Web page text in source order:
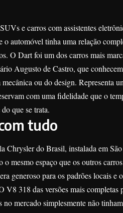
e carros com assistentes
automóvel tinha uma relação
O Dart foi um dos carros mais
Augusto de Castro, que
ou do design. Representa
com uma fidelidade que o
que se trata.
tudo
Chrysler do Brasil, instalada em
mesmo espaço que os outros
generoso para os padrões locais
V8 318 das versões mais completas
mercado simplesmente não